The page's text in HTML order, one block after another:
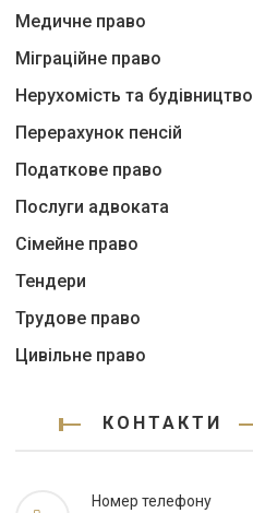
Медичне право
Міграційне право
Нерухомість та будівництво
Перерахунок пенсій
Податкове право
Послуги адвоката
Сімейне право
Тендери
Трудове право
Цивільне право
КОНТАКТИ
Номер телефону